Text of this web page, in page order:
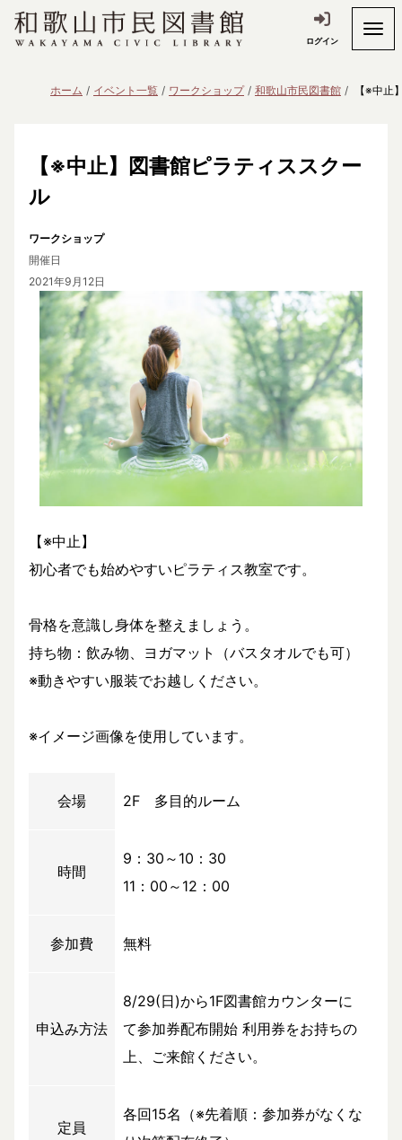
ログイン
ホーム イベント一覧 ワークショップ 和歌山市民図書館 【※中止
【※中止】図書館ピラティススクー
ル
ワークショップ
開催日
2021年9月12日
【※中止】
初心者でも始めやすいピラティス教室です。
骨格を意識し身体を整えましょう。
持ち物：飲み物、ヨガマット（バスタオルでも可）
※動きやすい服装でお越しください。
※イメージ画像を使用しています。
会場 2F 多目的ルーム
時間
9：30～10：30
11：00～12：00
参加費 無料
申込み方法
8/29(日)から1F図書館カウンターに
て参加券配布開始 利用券をお持ちの
上、ご来館ください。
定員
各回15名（※先着順：参加券がなくな